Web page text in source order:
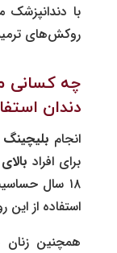
با دندانپزشک
روکش‌های
چه کسانی
دندان
انجام
برای افراد بالای
۱۸ سال
استفاده از
همچنین زنان